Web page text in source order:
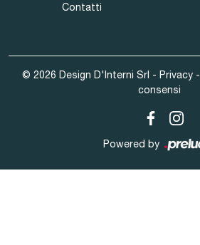
Contatti
© 2026 Design D'Interni Srl - Privacy-
consensi
Powered by